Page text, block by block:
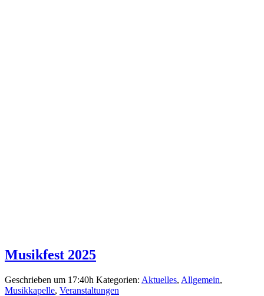
Musikfest 2025
Geschrieben um 17:40h Kategorien: Aktuelles, Allgemein,
Musikkapelle, Veranstaltungen